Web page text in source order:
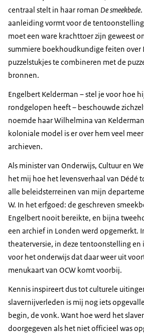
centraal stelt in haar roman De smeekbede
aanleiding vormt voor de
moet een ware krachttoer zijn geweest
summiere boekhoudkundige feiten over
puzzelstukjes te combineren met de
bronnen.
Engelbert Kelderman – stel je voor hoe
rondgelopen heeft – beschouwde
noemde haar Wilhelmina van
koloniale model is er over hem veel
archieven.
Als minister van Onderwijs, Cultuur en
het mij hoe het levensverhaal van Dédé
alle beleidsterreinen van mijn
W. In het erfgoed: de geschreven
Engelbert nooit bereikte, en bijna
een archief in Londen werd opgemerkt.
theaterversie, in deze tentoonstelling en
voor het onderwijs dat daar weer uit
menukaart van OCW komt voorbij.
Kennis inspireert dus tot culturele
slavernijverleden is mij nog iets
begin, de vonk. Want hoe werd het
doorgegeven als het niet officieel was